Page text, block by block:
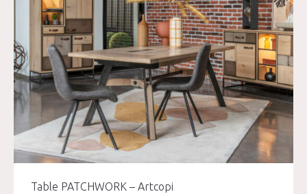
Table PATCHWORK – Artcopi